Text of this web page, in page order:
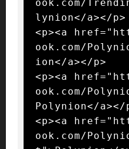
ook.com/
lynion</a></p>
<p><a
ook.com/
ion</a></p>
<p><a
ook.com/
Polynion</a></
<p><a
ook.com/